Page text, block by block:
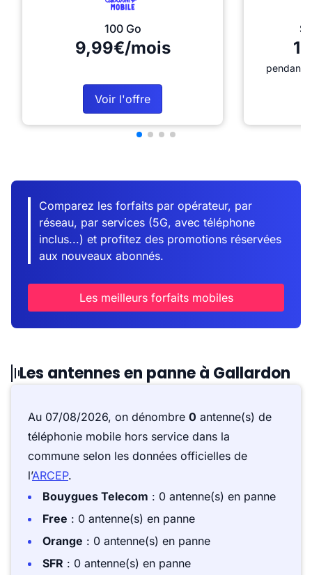
100 Go
9,99€/mois
Voir l'offre
pendant
Comparez les forfaits par opérateur, par
réseau, par services (5G, avec téléphone
inclus...) et profitez des promotions réservées
aux nouveaux abonnés.
Les meilleurs forfaits mobiles
Les antennes en panne à Gallardon
Au 07/08/2026, on dénombre 0 antenne(s) de
téléphonie mobile hors service dans la
commune selon les données officielles de
l’ARCEP.
Bouygues Telecom : 0 antenne(s) en panne
Free : 0 antenne(s) en panne
Orange : 0 antenne(s) en panne
SFR : 0 antenne(s) en panne